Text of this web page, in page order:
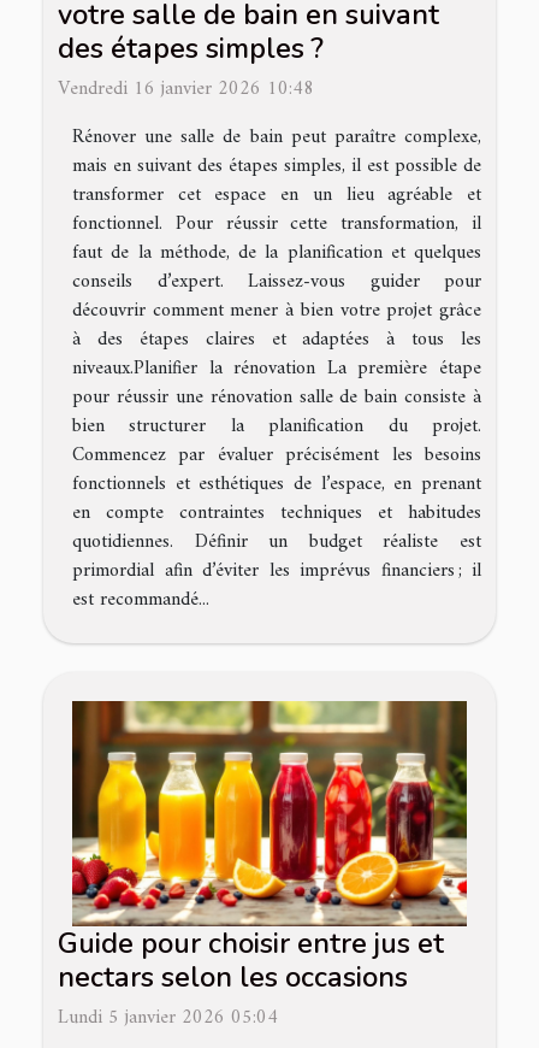
votre salle de bain en suivant
des étapes simples ?
Vendredi 16 janvier 2026 10:48
Rénover une salle de bain peut paraître complexe,
mais en suivant des étapes simples, il est possible de
transformer cet espace en un lieu agréable et
fonctionnel. Pour réussir cette transformation, il
faut de la méthode, de la planification et quelques
conseils d’expert. Laissez-vous guider pour
découvrir comment mener à bien votre projet grâce
à des étapes claires et adaptées à tous les
niveaux.Planifier la rénovation La première étape
pour réussir une rénovation salle de bain consiste à
bien structurer la planification du projet.
Commencez par évaluer précisément les besoins
fonctionnels et esthétiques de l’espace, en prenant
en compte contraintes techniques et habitudes
quotidiennes. Définir un budget réaliste est
primordial afin d’éviter les imprévus financiers ; il
est recommandé...
Guide pour choisir entre jus et
nectars selon les occasions
Lundi 5 janvier 2026 05:04